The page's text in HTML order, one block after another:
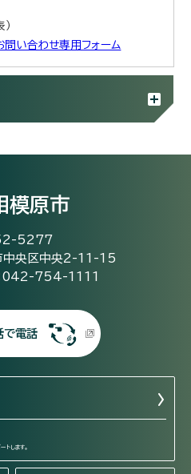
い合わせ専用フォーム
模原市
5277
中央区中央2-11-15
042-754-1111
で電話
します。